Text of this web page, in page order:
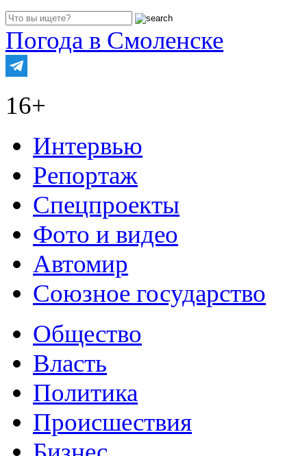
Погода в Смоленске
16+
Интервью
Репортаж
Спецпроекты
Фото и видео
Автомир
Союзное государство
Общество
Власть
Политика
Происшествия